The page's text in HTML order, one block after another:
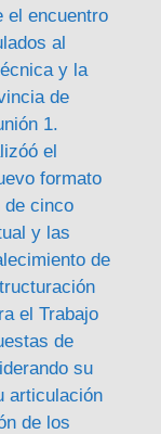
el encuentro
al
y la
de
1.
el
formato
de cinco
y las
de
el Trabajo
de
su
articulación
de los